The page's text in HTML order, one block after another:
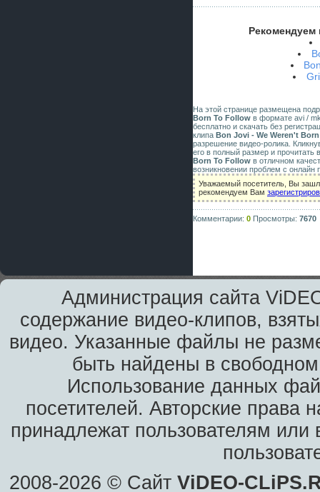
Рекомендуем
На этой странице размещена
Born To Follow в формате avi /
бесплатно и скачать без
клипа Bon Jovi - We Weren't
разрешение видео-ролика.
его в полный размер и прочитать
Born To Follow в отличном
возникновении проблем с
Уважаемый посетитель, Вы
рекомендуем Вам
Комментарии: 0 Просмотры: 7670
Администрация сайта
содержание видео-клипов,
видео. Указанные файлы не
быть найдены в
Использование данных
посетителей. Авторские права
принадлежат пользователям или
2008-2026 © Сайт ViDEO-